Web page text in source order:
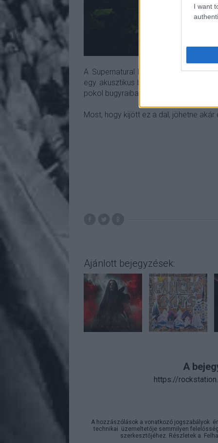
I want
A Supernatural Birth Machine-
egy akusztikus betét, ezt zúzós
pokol bugyraiba.
Most, hogy kijött ez a dal, jöhetne akár
Ajánlott bejegyzések:
A
https://
A hozzászólások a vonatkozó jogszabályok
technikai üzemeltetője semmilyen
szerkesztőjéhez. Részletek a